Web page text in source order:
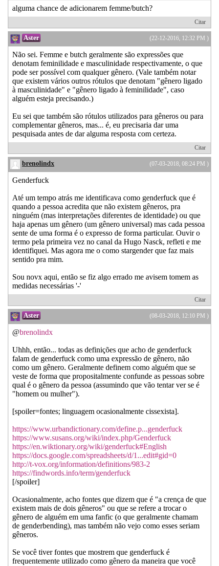
alguma chance de adicionarem femme/butch?
Citar
(22-12-2016, 12:32 PM )
Aster
Não sei. Femme e butch geralmente são expressões que
denotam feminilidade e masculinidade respectivamente, o que
pode ser possível com qualquer gênero. (Vale também notar
que existem vários outros rótulos que denotam "gênero ligado
à masculinidade" e "gênero ligado à feminilidade", caso
alguém esteja precisando.)
Eu sei que também são rótulos utilizados para gêneros ou para
complementar gêneros, mas... é, eu precisaria dar uma
pesquisada antes de dar alguma resposta com certeza.
Citar
(07-03-2018, 08:24 PM )
brenolindx
Genderfuck
Até um tempo atrás me identificava como genderfuck que é
quando a pessoa acredita que não existem gêneros, pra
ninguém (mas interpretações diferentes de identidade) ou que
haja apenas um gênero (um gênero universal) mas cada pessoa
sente de uma forma é o expresso de forma particular. Ouvir o
termo pela primeira vez no canal da Hugo Nasck, refleti e me
identifiquei. Mas agora me o como stargender que faz mais
sentido pra mim.
Sou novx aqui, então se fiz algo errado me avisem tomem as
medidas necessárias '-'
Citar
(08-03-2018, 12:10 PM )
Aster
@brenolindx
Uhhh, então... todas as definições que acho de genderfuck
falam de genderfuck como uma expressão de gênero, não
como um gênero. Geralmente definem como alguém que se
veste de forma que propositalmente confunde as pessoas sobre
qual é o gênero da pessoa (assumindo que vão tentar ver se é
"homem ou mulher").
[spoiler=fontes; linguagem ocasionalmente cissexista].
https://www.urbandictionary.com/define.p...genderfuck
https://www.susans.org/wiki/index.php/Genderfuck
https://en.wiktionary.org/wiki/genderfuck#English
https://docs.google.com/spreadsheets/d/1...edit#gid=0
http://t-vox.org/information/definitions/983-2
https://findwords.info/term/genderfuck
[/spoiler]
Ocasionalmente, acho fontes que dizem que é "a crença de que
existem mais de dois gêneros" ou que se refere a trocar o
gênero de alguém em uma fanfic (o que geralmente chamam
de genderbending), mas também não vejo como esses seriam
gêneros.
Se você tiver fontes que mostrem que genderfuck é
frequentemente utilizado como gênero da maneira que você